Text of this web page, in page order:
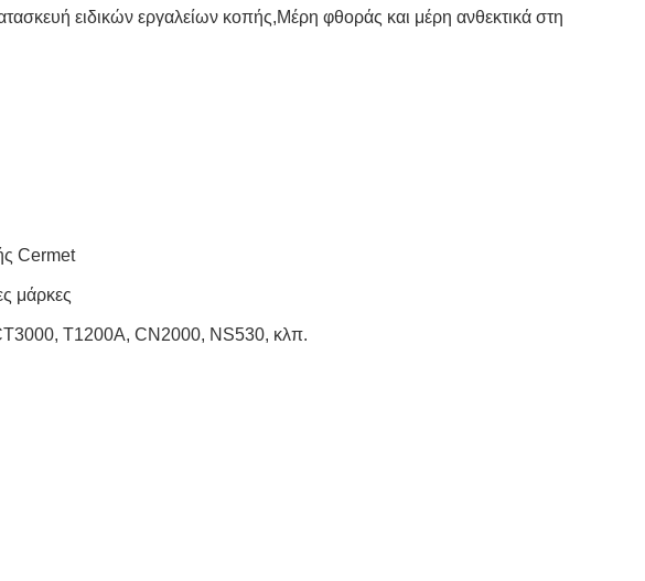
ειδικών εργαλείων κοπής,Μέρη φθοράς και μέρη ανθεκτικά στη
Cermet
μάρκες
T1200A, CN2000, NS530, κλπ.